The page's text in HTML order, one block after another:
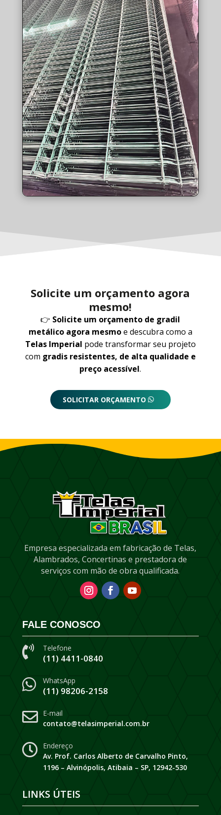
Solicite um orçamento agora
mesmo!
👉 Solicite um orçamento de gradil
metálico agora mesmoe descubra como a
Telas Imperial pode transformar seu projeto
com gradis resistentes, de alta qualidade e
preço acessível.
SOLICITAR ORÇAMENTO
Empresa especializada em fabricação de Telas,
Alambrados, Concertinas e prestadora de
serviços com mão de obra qualificada.
FALE CONOSCO
 Telefone
(11) 4411-0840
 WhatsApp
(11) 98206-2158
 E-mail
contato@telasimperial.com.br

Endereço
Av. Prof. Carlos Alberto de Carvalho Pinto,
1196 – Alvinópolis, Atibaia – SP, 12942-530
LINKS ÚTEIS